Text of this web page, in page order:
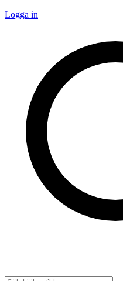
Logga in